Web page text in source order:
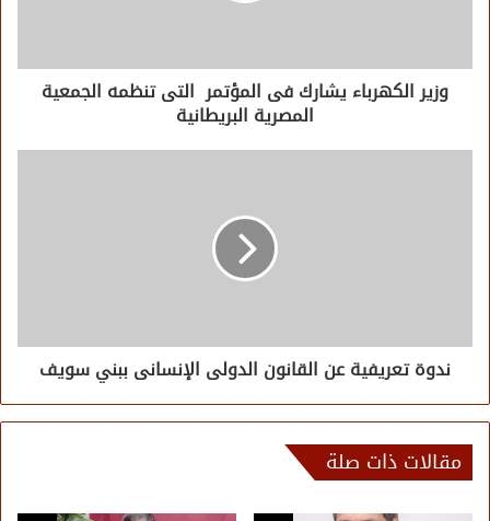
وزير الكهرباء يشارك فى المؤتمر التى تنظمه الجمعية
المصرية البريطانية
ندوة تعريفية عن القانون الدولى الإنسانى ببني سويف
مقالات ذات صلة